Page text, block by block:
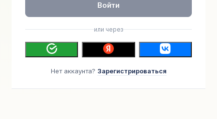
Войти
или через
Нет аккаунта? Зарегистрироваться